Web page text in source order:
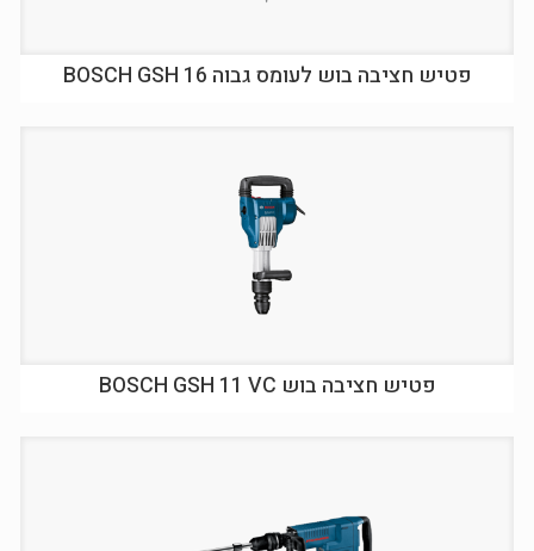
פטיש חציבה בוש לעומס גבוה BOSCH GSH 16
פטיש חציבה בוש BOSCH GSH 11 VC